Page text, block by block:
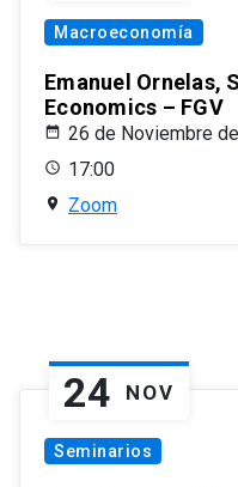
Macroeconomía
Emanuel Ornelas,
Economics – FGV
26 de Noviembre
17:00
Zoom
24 NOV
Seminarios